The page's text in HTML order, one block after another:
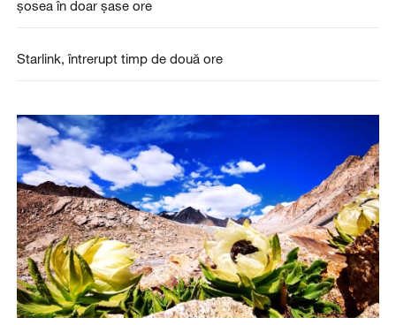
șosea în doar șase ore
Starlink, întrerupt timp de două ore